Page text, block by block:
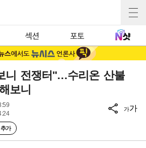
섹션 포토
니 전쟁터"…수리온 산불
보니
가
가가